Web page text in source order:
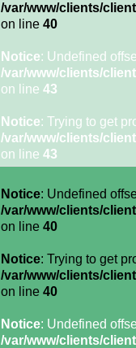
/var/www/clients/
on line 40
Notice: Undefined
/var/www/clients/
on line 43
Notice: Trying to get
/var/www/clients/
on line 43
Notice: Undefined
/var/www/clients/
on line 40
Notice: Trying to get
/var/www/clients/
on line 40
Notice: Undefined
/var/www/clients/